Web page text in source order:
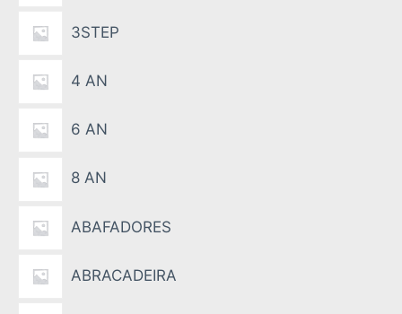
3STEP
4 AN
6 AN
8 AN
ABAFADORES
ABRACADEIRA